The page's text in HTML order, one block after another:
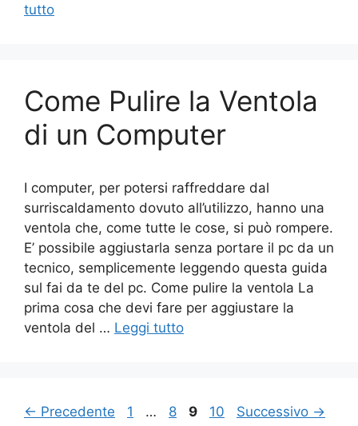
tutto
Come Pulire la Ventola
di un Computer
I computer, per potersi raffreddare dal
surriscaldamento dovuto all’utilizzo, hanno una
ventola che, come tutte le cose, si può rompere.
E’ possibile aggiustarla senza portare il pc da un
tecnico, semplicemente leggendo questa guida
sul fai da te del pc. Come pulire la ventola La
prima cosa che devi fare per aggiustare la
ventola del … Leggi tutto
← Precedente Pagina
1 … Pagina
8 Pagina
9 Pagina
10 Successivo →